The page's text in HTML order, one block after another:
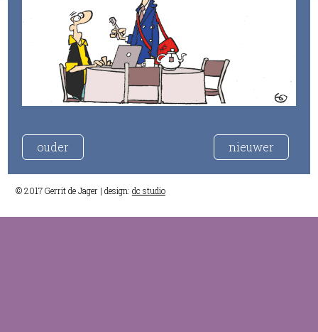
ouder nieuwer
© 2017 Gerrit de Jager | design: dc studio